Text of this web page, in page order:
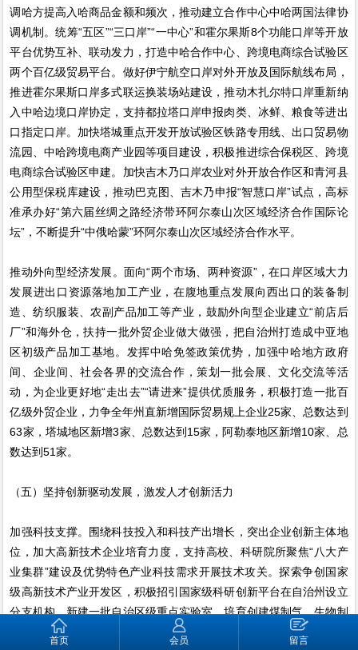
调哈方提高入哈商品金额和频次，推动建立合作中心中哈两国法律协
调机制。统筹“五区”“三口岸”“一中心”和霍尔果斯8个功能口岸等开放
平台优势互补、联动发力，打造中哈合作中心、跨境电商综合试验区
两个百亿级贸易平台。做好伊宁航空口岸对外开放及国际航线布局，
推进霍尔果斯口岸多式联运换装场站建设，推动木扎尔特口岸重新纳
入中哈边境口岸协定，支持都拉塔口岸申报肉类、冰鲜、粮食等进出
口指定口岸。加快塔城重点开发开放试验区铁路专用线、出口贸易物
流园、中哈跨境电商产业园等项目建设，积极推进综合保税区、跨境
电商综合试验区申建。加快吉木乃口岸农业对外开放合作区和青河县
公用型保税库建设，推动巴克图、吉木乃申报“智慧口岸”试点，高标
准承办好“第六届丝绸之路经济带环阿尔泰山次区域经济合作国际论
坛”，不断提升“中俄哈蒙”环阿尔泰山次区域经济合作水平。
推动外向型经济发展。面向“两个市场、两种资源”，在口岸区域大力
发展进出口资源落地加工产业，在腹地重点发展向西出口的装备制
造、纺织服装、农副产品加工等产业，鼓励外向型企业建立“前店后
厂”和海外仓，扶持一批外贸企业做大做强，把自治州打造成中亚地
区初级产品加工基地。发挥中哈免签政策优势，加强中哈地方政府
间、企业间、社会各界的交流合作，策划一批会展、文化交流等活
动，为企业更好地“走出去”“请进来”提供优质服务，积极打造一批百
亿级外贸企业，力争全年州直新增国际贸易规上企业25家、总数达到
63家，塔城地区新增3家、总数达到15家，阿勒泰地区新增10家、总
数达到51家。
（五）坚持创新驱动发展，激发人才创新活力
加强科技支撑。围绕科技投入和科技产出增长，突出企业创新主体地
位，加大高新技术企业培育力度，支持高校、科研院所聚焦“八大产
业集群”建设及优势特色产业科技需求开展技术攻关。探索争创国家
级高新技术产业开发区，积极招引国家级科研创新平台在自治州设立
分支机构，新建一批自治区级重点实验室，培育创建煤制气、生物制
药、有机粮油等自治区级创新平台。持续加大财政科技投入，力争全
首页 会员 留言